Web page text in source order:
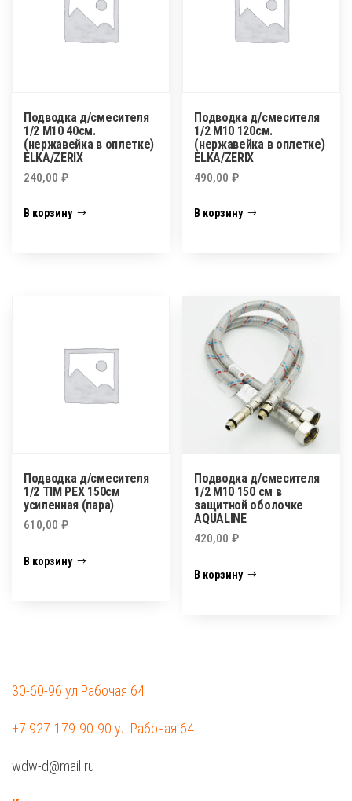
Подводка д/смесителя
1/2 М10 40см.
(нержавейка в оплетке)
ELKA/ZERIX
240,00 ₽
В корзину
Подводка д/смесителя
1/2 М10 120см.
(нержавейка в оплетке)
ELKA/ZERIX
490,00₽
В корзину
Подводка д/смесителя
1/2 TIM PEX 150см
усиленная (пара)
610,00 ₽
В корзину
Подводка д/смесителя
1/2 М10 150 см в
защитной оболочке
AQUALINE
420,00₽
В корзину
30-60-96 ул.Рабочая 64
+7 927-179-90-90 ул.Рабочая 64
wdw-d@mail.ru